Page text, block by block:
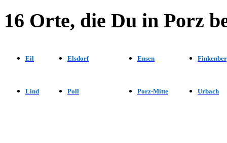
16 Orte, die Du in Porz
Eil Elsdorf Ensen
Lind Poll Porz-Mitte Urbach